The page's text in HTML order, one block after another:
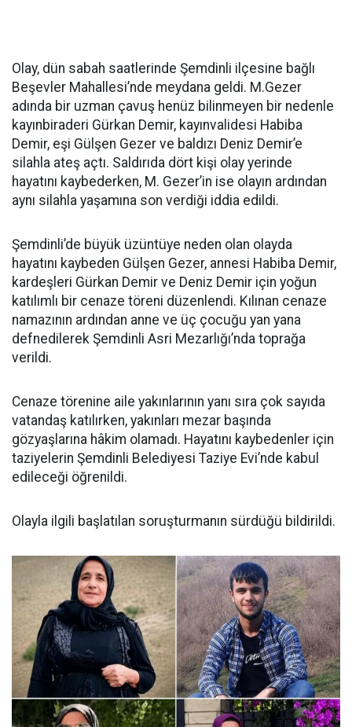
Olay, dün sabah saatlerinde Şemdinli ilçesine bağlı
Beşevler Mahallesi’nde meydana geldi. M.Gezer
adında bir uzman çavuş henüz bilinmeyen bir nedenle
kayınbiraderi Gürkan Demir, kayınvalidesi Habiba
Demir, eşi Gülşen Gezer ve baldızı Deniz Demir’e
silahla ateş açtı. Saldırıda dört kişi olay yerinde
hayatını kaybederken, M. Gezer’in ise olayın ardından
aynı silahla yaşamına son verdiği iddia edildi.
Şemdinli’de büyük üzüntüye neden olan olayda
hayatını kaybeden Gülşen Gezer, annesi Habiba Demir,
kardeşleri Gürkan Demir ve Deniz Demir için yoğun
katılımlı bir cenaze töreni düzenlendi. Kılınan cenaze
namazının ardından anne ve üç çocuğu yan yana
defnedilerek Şemdinli Asri Mezarlığı’nda toprağa
verildi.
Cenaze törenine aile yakınlarının yanı sıra çok sayıda
vatandaş katılırken, yakınları mezar başında
gözyaşlarına hâkim olamadı. Hayatını kaybedenler için
taziyelerin Şemdinli Belediyesi Taziye Evi’nde kabul
edileceği öğrenildi.
Olayla ilgili başlatılan soruşturmanın sürdüğü bildirildi.